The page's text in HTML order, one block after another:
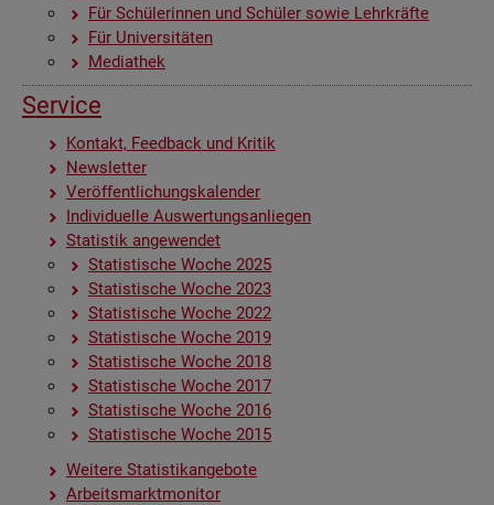
Für Schü­le­rin­nen und Schü­ler sowie Lehr­kräf­te
Für Uni­ver­si­tä­ten
Me­dia­thek
Ser­vice
Kon­takt, Feed­back und Kri­tik
News­let­ter
Ver­öf­fent­li­chungs­ka­len­der
In­di­vi­du­el­le Aus­wer­tungs­an­lie­gen
Sta­tis­tik an­ge­wen­det
Sta­tis­ti­sche Woche 2025
Sta­tis­ti­sche Woche 2023
Sta­tis­ti­sche Woche 2022
Sta­tis­ti­sche Woche 2019
Sta­tis­ti­sche Woche 2018
Sta­tis­ti­sche Woche 2017
Sta­tis­ti­sche Woche 2016
Sta­tis­ti­sche Woche 2015
Wei­te­re Sta­tis­tik­an­ge­bo­te
Ar­beits­markt­mo­ni­tor